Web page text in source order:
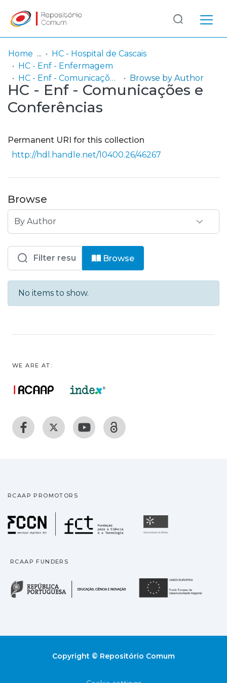
Communities
& Collections
Browse repository
Entities
Log
In
(current)
Home
HC - Hospital de Cascais
HC - Enf - Enfermagem
HC - Enf - Comunicações e Conferências
Browse by Author
HC - Enf - Comunicações e
Conferências
Permanent URI for this collection
http://hdl.handle.net/10400.26/46267
Browse
Browsing HC - Enf - Comunicações
Browse
No items to show.
WE ARE AT:
RCAAP PROMOTORS
Fundação para a
RCAAP FUNDERS
República Portuguesa
Copyright © Repositório Comum